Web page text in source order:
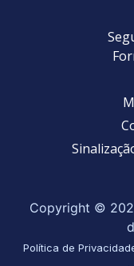
Copyright ©
Política de